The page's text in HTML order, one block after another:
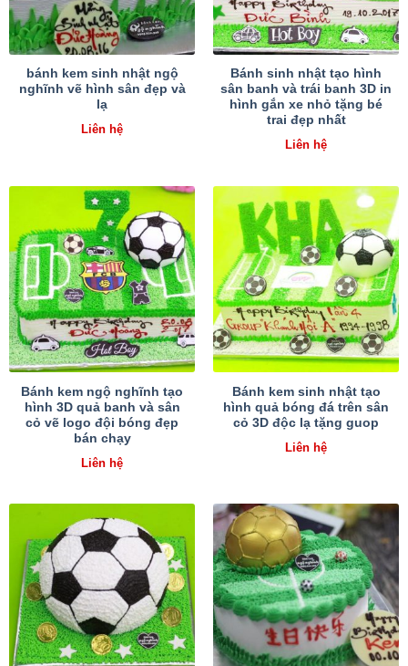
bánh kem sinh nhật ngộ
nghĩnh vẽ hình sân đẹp và
lạ
Liên hệ
Bánh sinh nhật tạo hình
sân banh và trái banh 3D in
hình gắn xe nhỏ tặng bé
trai đẹp nhất
Liên hệ
Bánh kem ngộ nghĩnh tạo
hình 3D quả banh và sân
cỏ vẽ logo đội bóng đẹp
bán chạy
Liên hệ
Bánh kem sinh nhật tạo
hình quả bóng đá trên sân
cỏ 3D độc lạ tặng guop
Liên hệ